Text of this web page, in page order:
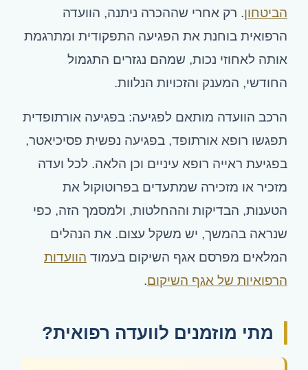
הביטחון. רק אחרי שההכרה ניתנה, הוועדה
הרפואית בוחנת את הפגיעה התפקודית ומתרגמת
אותה לאחוזי נכות, שמהם נגזרים התגמול
החודשי, המענק והזכויות הנלוות.
הרכב הוועדה מותאם לפגיעה: בפגיעה אורתופדית
תפגשו רופא אורתופד, בפגיעה נפשית פסיכיאטר,
בפגיעת ראייה רופא עיניים וכן הלאה. לכל ועדה
מזכיר או מזכירה שמתעדים בפרוטוקול את
הטענות, הבדיקות וההחלטות, ולמסמך הזה, כפי
שנראה בהמשך, יש משקל עצום. את הנהלים
המלאים מפרסם אגף השיקום בעמוד הוועדות
הרפואיות של אגף השיקום.
מתי מוזמנים לוועדה רפואית?